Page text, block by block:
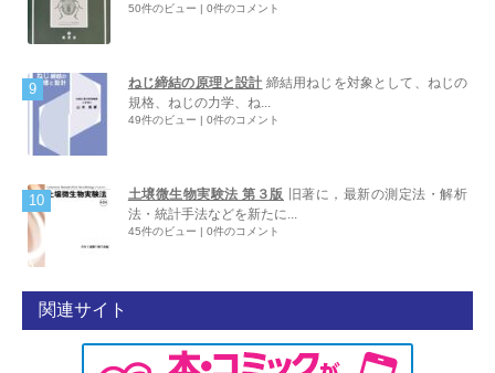
50件のビュー | 0件のコメント
ねじ締結の原理と設計 締結用ねじを対象として、ねじの
規格、ねじの力学、ね...
49件のビュー | 0件のコメント
土壌微生物実験法 第３版
旧著に，最新の測定法・解析
法・統計手法などを新たに...
45件のビュー | 0件のコメント
関連サイト